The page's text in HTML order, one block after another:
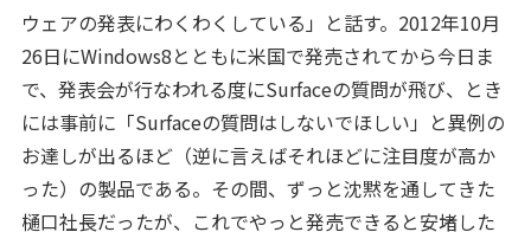
ウェアの発表にわくわくしている」と話す。2012年10月
26日にWindows8とともに米国で発売されてから今日ま
で、発表会が行なわれる度にSurfaceの質問が飛び、とき
には事前に「Surfaceの質問はしないでほしい」と異例の
お達しが出るほど（逆に言えばそれほどに注目度が高か
った）の製品である。その間、ずっと沈黙を通してきた
樋口社長だったが、これでやっと発売できると安堵した